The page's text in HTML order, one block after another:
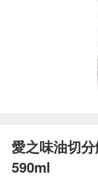
愛之味油切
590ml